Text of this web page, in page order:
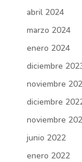
abril 2024
marzo 2024
enero 2024
diciembre
noviembre
diciembre
noviembre
junio 2022
enero 2022